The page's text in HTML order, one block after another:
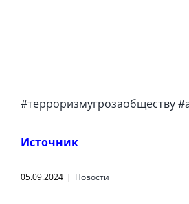
#терроризмугрозаобществу
Источник
05.09.2024 | Новости